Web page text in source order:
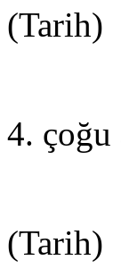
(Tarih)
4. çoğu
(Tarih)